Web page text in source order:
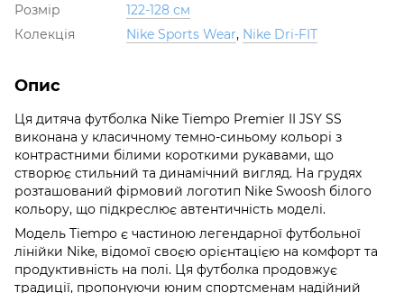
Розмір
122-128 см
Колекція
Nike Sports Wear, Nike Dri-FIT
Опис
Ця дитяча футболка Nike Tiempo Premier II JSY SS
виконана у класичному темно-синьому кольорі з
контрастними білими короткими рукавами, що
створює стильний та динамічний вигляд. На грудях
розташований фірмовий логотип Nike Swoosh білого
кольору, що підкреслює автентичність моделі.
Модель Tiempo є частиною легендарної футбольної
лінійки Nike, відомої своєю орієнтацією на комфорт та
продуктивність на полі. Ця футболка продовжує
традиції, пропонуючи юним спортсменам надійний